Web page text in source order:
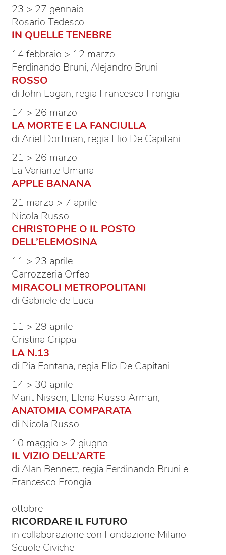
23 > 27 gennaio
Rosario Tedesco
IN QUELLE TENEBRE
14 febbraio > 12 marzo
Ferdinando Bruni, Alejandro Bruni
ROSSO
di John Logan, regia Francesco Frongia
14 > 26 marzo
LA MORTE E LA FANCIULLA
di Ariel Dorfman, regia Elio De Capitani
21 > 26 marzo
La Variante Umana
APPLE BANANA
21 marzo > 7 aprile
Nicola Russo
CHRISTOPHE O IL POSTO
DELL’ELEMOSINA
11 > 23 aprile
Carrozzeria Orfeo
MIRACOLI METROPOLITANI
di Gabriele de Luca
11 > 29 aprile
Cristina Crippa
LA N.13
di Pia Fontana, regia Elio De Capitani
14 > 30 aprile
Marit Nissen, Elena Russo Arman,
ANATOMIA COMPARATA
di Nicola Russo
10 maggio > 2 giugno
IL VIZIO DELL’ARTE
di Alan Bennett, regia Ferdinando Bruni e
Francesco Frongia
ottobre
RICORDARE IL FUTURO
in collaborazione con Fondazione Milano
Scuole Civiche